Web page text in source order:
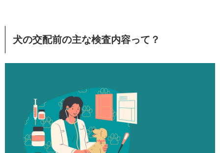
犬の交配前の主な検査内容って？